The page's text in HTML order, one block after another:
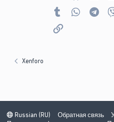
Tumblr WhatsApp
Ссылка
Xenforo
Russian (RU) Обратная связь